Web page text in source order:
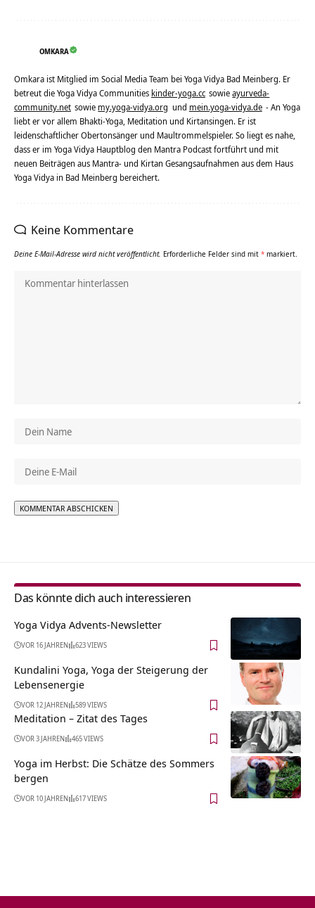
OMKARA
Omkara ist Mitglied im Social Media Team bei Yoga Vidya Bad Meinberg. Er
betreut die Yoga Vidya Communities kinder-yoga.cc sowieayurveda-
community.net sowie my.yoga-vidya.org und mein.yoga-vidya.de - An Yoga
liebt er vor allem Bhakti-Yoga, Meditation und Kirtansingen. Er ist
leidenschaftlicher Obertonsänger und Maultrommelspieler. So liegt es nahe,
dass er im Yoga Vidya Hauptblog den Mantra Podcast fortführt und mit
neuen Beiträgen aus Mantra- und Kirtan Gesangsaufnahmen aus dem Haus
Yoga Vidya in Bad Meinberg bereichert.
Keine Kommentare
Deine E-Mail-Adresse wird nicht veröffentlicht. Erforderliche Felder sind mit * markiert.
Das könnte dich auch interessieren
Yoga Vidya Advents-Newsletter
VOR 16 JAHREN 623 VIEWS
Kundalini Yoga, Yoga der Steigerung der
Lebensenergie
VOR 12 JAHREN 589 VIEWS
Meditation – Zitat des Tages
VOR 3 JAHREN 465 VIEWS
Yoga im Herbst: Die Schätze des Sommers
bergen
VOR 10 JAHREN 617 VIEWS